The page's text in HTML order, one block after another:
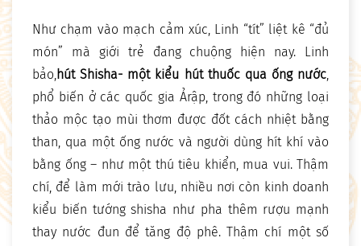
Như chạm vào mạch cảm xúc, Linh “tít” liệt kê “đủ
món” mà giới trẻ đang chuộng hiện nay. Linh
bảo,hút Shisha- một kiểu hút thuốc qua ống nước,
phổ biến ở các quốc gia Ảrập, trong đó những loại
thảo mộc tạo mùi thơm được đốt cách nhiệt bằng
than, qua một ống nước và người dùng hít khí vào
bằng ống – như một thú tiêu khiển, mua vui. Thậm
chí, để làm mới trào lưu, nhiều nơi còn kinh doanh
kiểu biến tướng shisha như pha thêm rượu mạnh
thay nước đun để tăng độ phê. Thậm chí một số